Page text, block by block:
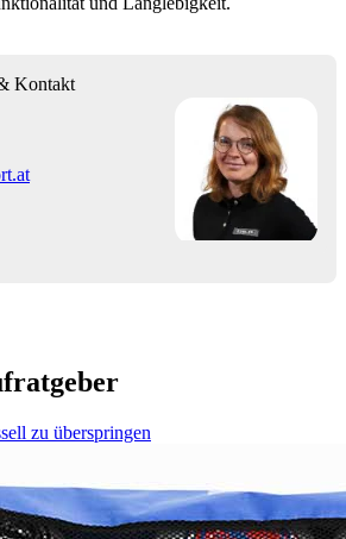
Kontakt
zu überspringen